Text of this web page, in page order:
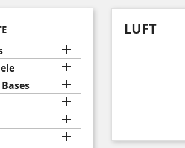






LUFT